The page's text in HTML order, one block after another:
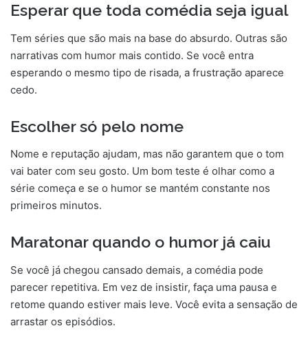
Esperar que toda comédia seja igual
Tem séries que são mais na base do absurdo. Outras são
narrativas com humor mais contido. Se você entra
esperando o mesmo tipo de risada, a frustração aparece
cedo.
Escolher só pelo nome
Nome e reputação ajudam, mas não garantem que o tom
vai bater com seu gosto. Um bom teste é olhar como a
série começa e se o humor se mantém constante nos
primeiros minutos.
Maratonar quando o humor já caiu
Se você já chegou cansado demais, a comédia pode
parecer repetitiva. Em vez de insistir, faça uma pausa e
retome quando estiver mais leve. Você evita a sensação de
arrastar os episódios.